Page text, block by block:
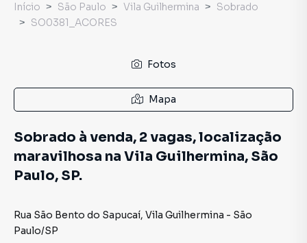
Início São Paulo Vila Guilhermina
Sobrado
SO0381_ACORES
Fotos
Mapa
Sobrado à venda, 2 vagas, localização
maravilhosa na Vila Guilhermina, São
Paulo, SP.
Rua São Bento do Sapucaí, Vila Guilhermina - São
Paulo/SP